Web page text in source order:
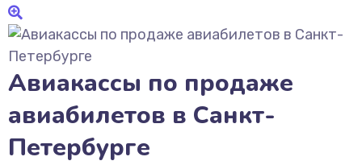
Авиакассы по продаже
авиабилетов в Санкт-
Петербурге